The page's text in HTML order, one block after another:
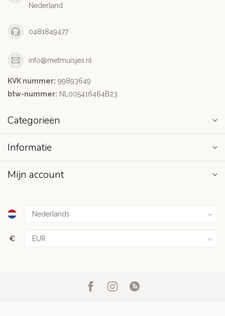
Nederland
0481849477
info@metmuisjes.nl
KVK nummer: 99893649
btw-nummer: NL005416464B23
Categorieën
Informatie
Mijn account
€